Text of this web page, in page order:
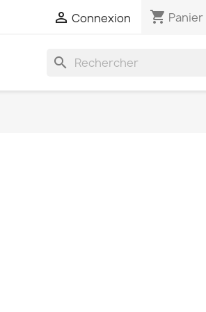
 Connexion shopping_cart Panier
search